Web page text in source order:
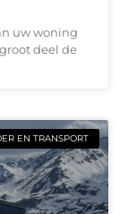
uw woning
deel de
EN TRANSPORT